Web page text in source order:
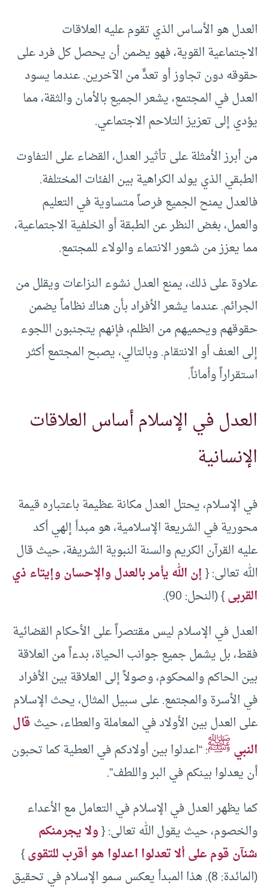
العدل هو الأساس الذي تقوم عليه العلاقات
الاجتماعية القوية، فهو يضمن أن يحصل كل فرد على
حقوقه دون تجاوز أو تعدٍّ من الآخرين. عندما يسود
العدل في المجتمع، يشعر الجميع بالأمان والثقة، مما
يؤدي إلى تعزيز التلاحم الاجتماعي.
من أبرز الأمثلة على تأثير العدل، القضاء على التفاوت
الطبقي الذي يولد الكراهية بين الفئات المختلفة.
فالعدل يمنح الجميع فرصاً متساوية في التعليم
والعمل، بغض النظر عن الطبقة أو الخلفية الاجتماعية،
مما يعزز من شعور الانتماء والولاء للمجتمع.
علاوة على ذلك، يمنع العدل نشوء النزاعات ويقلل من
الجرائم. عندما يشعر الأفراد بأن هناك نظاماً يضمن
حقوقهم ويحميهم من الظلم، فإنهم يتجنبون اللجوء
إلى العنف أو الانتقام. وبالتالي، يصبح المجتمع أكثر
استقراراً وأماناً.
العدل في الإسلام أساس العلاقات
الإنسانية
في الإسلام، يحتل العدل مكانة عظيمة باعتباره قيمة
محورية في الشريعة الإسلامية، هو مبدأ إلهي أكد
عليه القرآن الكريم والسنة النبوية الشريفة، حيث قال
الله تعالى: {إن الله يأمر بالعدل والإحسان وإيتاء ذي
القربى} (النحل: 90).
العدل في الإسلام ليس مقتصراً على الأحكام القضائية
فقط، بل يشمل جميع جوانب الحياة، بدءاً من العلاقة
بين الحاكم والمحكوم، وصولاً إلى العلاقة بين الأفراد
في الأسرة والمجتمع. على سبيل المثال، يحث الإسلام
على العدل بين الأولاد في المعاملة والعطاء، حيثقال
النبيﷺ: “اعدلوا بين أولادكم في العطية كما تحبون
أن يعدلوا بينكم في البر واللطف”.
كما يظهر العدل في الإسلام في التعامل مع الأعداء
والخصوم، حيث يقول الله تعالى: {ولا يجرمنكم
شنآن قوم على ألا تعدلوا اعدلوا هو أقرب للتقوى}
(المائدة: 8). هذا المبدأ يعكس سمو الإسلام في تحقيق